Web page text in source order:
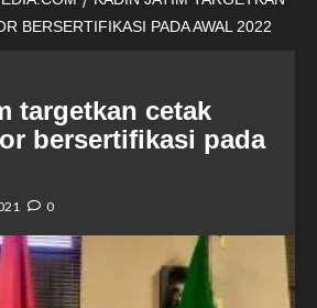
BERSERTIFIKASI PADA AWAL 2022
targetkan cetak
bersertifikasi pada
0